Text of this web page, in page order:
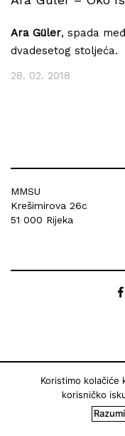
Ara Güler, spada
dvadesetog stoljeća.
28. 02. 2018
MMSU
Krešimirova 26c
51 000 Rijeka
Koristimo kolačiće
korisničko